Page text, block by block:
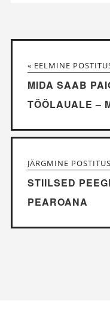
« EELMINE
MIDA SAAB
TÖÖLAUALE –
JÄRGMINE
STIILSED
PEAROANA